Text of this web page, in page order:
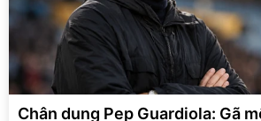
Chân dung Pep Guardiola: Gã